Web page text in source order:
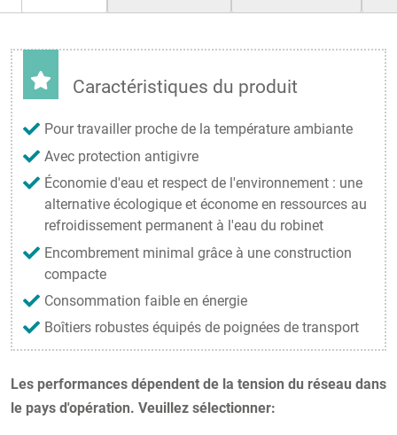
Les performances dépendent de la tension du réseau dans
le pays d'opération. Veuillez sélectionner:
Caractéristiques du produit
Pour travailler proche de la température ambiante
Avec protection antigivre
Économie d'eau et respect de l'environnement : une
alternative écologique et économe en ressources au
refroidissement permanent à l'eau du robinet
Encombrement minimal grâce à une construction
compacte
Consommation faible en énergie
Boîtiers robustes équipés de poignées de transport